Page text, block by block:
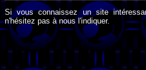
Si vous connaissez un site
n'hésitez pas à nous l'indiquer.